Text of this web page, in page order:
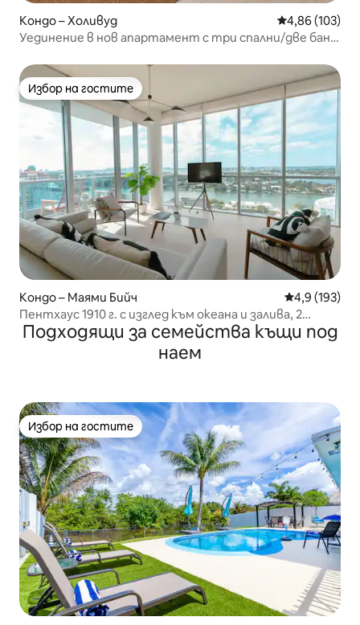
Кондо – Холивуд Средна
4,86 (103)
Уединение в нов апартамент с три спални/две бани
Избор на гостите
Избор на гостите
Кондо – Маями Бийч Средна
4,9 (193)
Пентхаус 1910 г. с изглед към океана и залива, 2
спални, Монте Карло
Подходящи за семейства къщи под
наем
Избор на гостите
Избор на гостите